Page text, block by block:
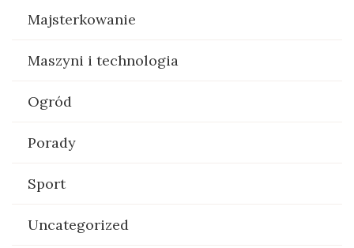
Majsterkowanie
Maszyni i technologia
Ogród
Porady
Sport
Uncategorized